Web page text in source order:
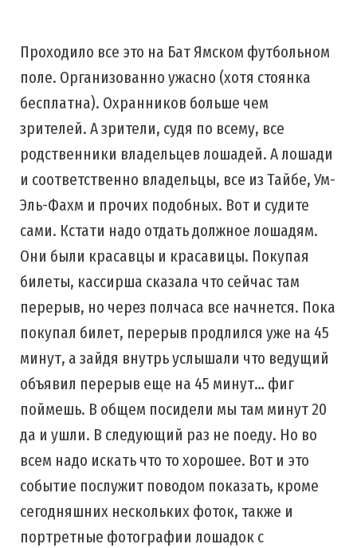
Проходило все это на Бат Ямском футбольном
поле. Организованно ужасно (хотя стоянка
бесплатна). Охранников больше чем
зрителей. А зрители, судя по всему, все
родственники владельцев лошадей. А лошади
и соответственно владельцы, все из Тайбе, Ум-
Эль-Фахм и прочих подобных. Вот и судите
сами. Кстати надо отдать должное лошадям.
Они были красавцы и красавицы. Покупая
билеты, кассирша сказала что сейчас там
перерыв, но через полчаса все начнется. Пока
покупал билет, перерыв продлился уже на 45
минут, а зайдя внутрь услышали что ведущий
объявил перерыв еще на 45 минут… фиг
поймешь. В общем посидели мы там минут 20
да и ушли. В следующий раз не поеду. Но во
всем надо искать что то хорошее. Вот и это
событие послужит поводом показать, кроме
сегодняшних нескольких фоток, также и
портретные фотографии лошадок с